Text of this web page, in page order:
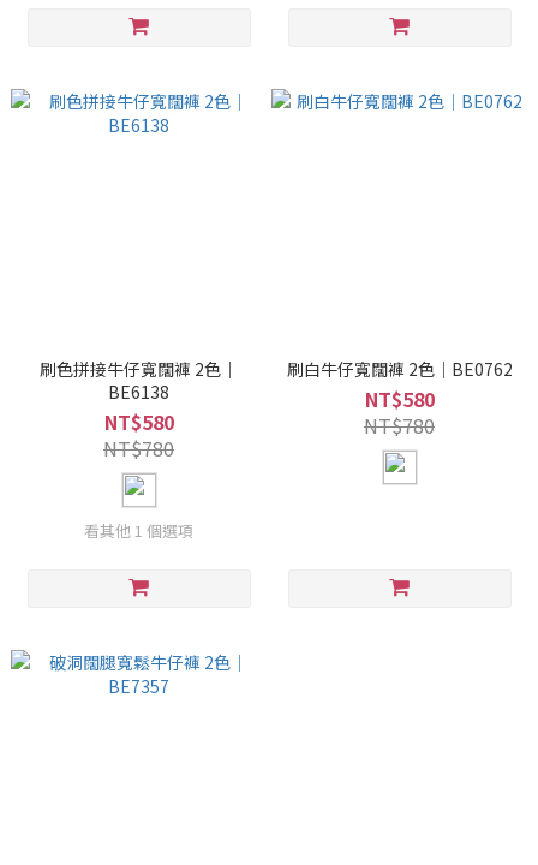
刷色拼接牛仔寬闊褲 2色｜
BE6138
NT$580
NT$780
看其他 1 個選項
刷白牛仔寬闊褲 2色｜BE0762
NT$580
NT$780